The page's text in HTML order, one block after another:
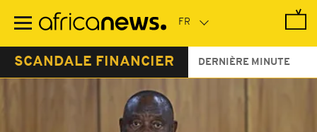
contenu
SCANDALE FINANCIER DERNIÈRE MINUTE